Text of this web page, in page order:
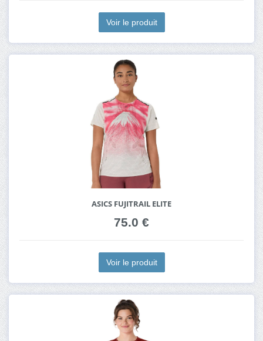
Voir le produit
ASICS FUJITRAIL ELITE
75.0 €
Voir le produit